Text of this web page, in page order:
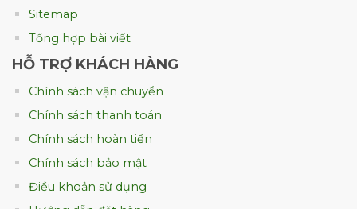
thời tạo sự khác biệt so với các đối thủ trên
thị trường.
Thiết kế đẹp mắt, phù hợp với thương
hiệu
Thiết kế là yếu tố đầu tiên tạo ấn tượng với
người nhận. Một chiếc túi giấy đẹp cần có bố
đúng phong cách của thương hiệu.
Sitemap
Tổng hợp bài viết
HỖ TRỢ KHÁCH HÀNG
Chính sách vận chuyển
Chính sách thanh toán
Chính sách hoàn tiền
Chính sách bảo mật
Điều khoản sử dụng